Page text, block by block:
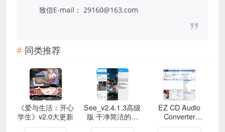
致信E-mail： 29160@163.com
同类推荐
《爱与生活：开心
学生》v2.0大更新
See_v2.4.1.3高级
版 干净简洁的三
方版微博
EZ CD Audio
Converter
2024.06.28